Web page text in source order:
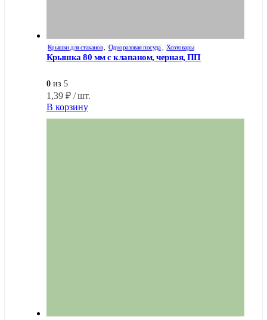
Крышки для стаканов Одноразовая посуда Хозтовары
Крышка 80 мм с клапаном, черная, ПП
0 из 5
1,39 ₽ / шт.
В корзину